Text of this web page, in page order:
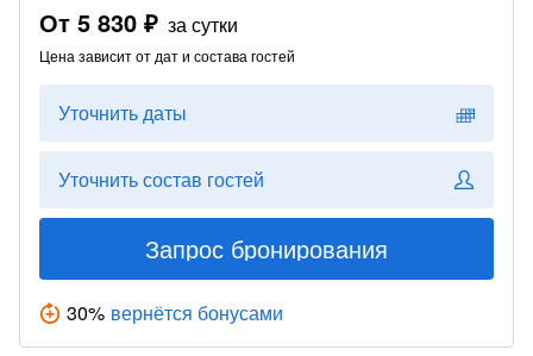
От 5 830 ₽ за сутки
Цена зависит от дат и состава гостей
Уточнить даты
Уточнить состав гостей
Запрос бронирования
30% вернётся бонусами